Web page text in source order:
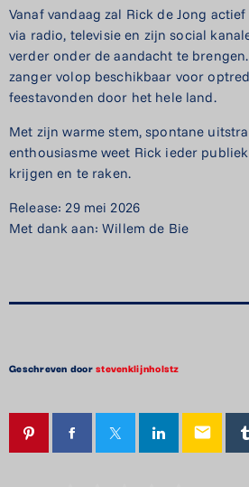
Vanaf vandaag zal Rick de Jong
via radio, televisie en zijn social
verder onder de aandacht te
zanger volop beschikbaar voor
feestavonden door het hele land.
Met zijn warme stem, spontane
enthousiasme weet Rick ieder
krijgen en te raken.
Release: 29 mei 2026
Met dank aan: Willem de Bie
Geschreven doorstevenklijnholstz
email